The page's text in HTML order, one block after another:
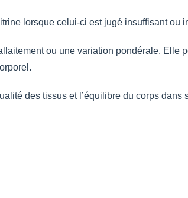
lorsque celui-ci est jugé insuffisant ou
ou une variation pondérale. Elle
des tissus et l’équilibre du corps dans